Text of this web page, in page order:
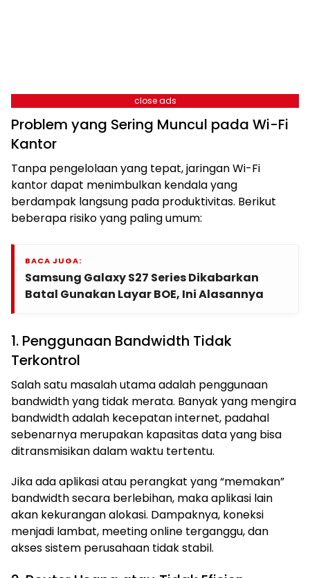
close ads
Problem yang Sering Muncul pada Wi-Fi
Kantor
Tanpa pengelolaan yang tepat, jaringan Wi-Fi
kantor dapat menimbulkan kendala yang
berdampak langsung pada produktivitas. Berikut
beberapa risiko yang paling umum:
BACA JUGA:
Samsung Galaxy S27 Series Dikabarkan
Batal Gunakan Layar BOE, Ini Alasannya
1. Penggunaan Bandwidth Tidak
Terkontrol
Salah satu masalah utama adalah penggunaan
bandwidth yang tidak merata. Banyak yang mengira
bandwidth adalah kecepatan internet, padahal
sebenarnya merupakan kapasitas data yang bisa
ditransmisikan dalam waktu tertentu.
Jika ada aplikasi atau perangkat yang “memakan”
bandwidth secara berlebihan, maka aplikasi lain
akan kekurangan alokasi. Dampaknya, koneksi
menjadi lambat, meeting online terganggu, dan
akses sistem perusahaan tidak stabil.